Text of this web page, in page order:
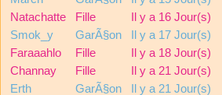
Natachatte
Fille
Il y a 16 Jour(s)
Smok_y
GarÃ§on
Il y a 17 Jour(s)
Faraaahlo
Fille
Il y a 18 Jour(s)
Channay
Fille
Il y a 21 Jour(s)
Erth
GarÃ§on Il y a 21 Jour(s)